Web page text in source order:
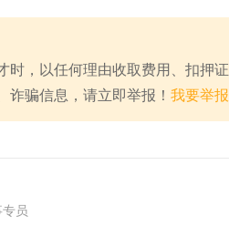
，以任何理由收取费用、扣押
骗信息，请立即举报！ 我要举报
专员